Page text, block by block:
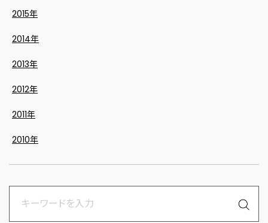
2015年
2014年
2013年
2012年
2011年
2010年